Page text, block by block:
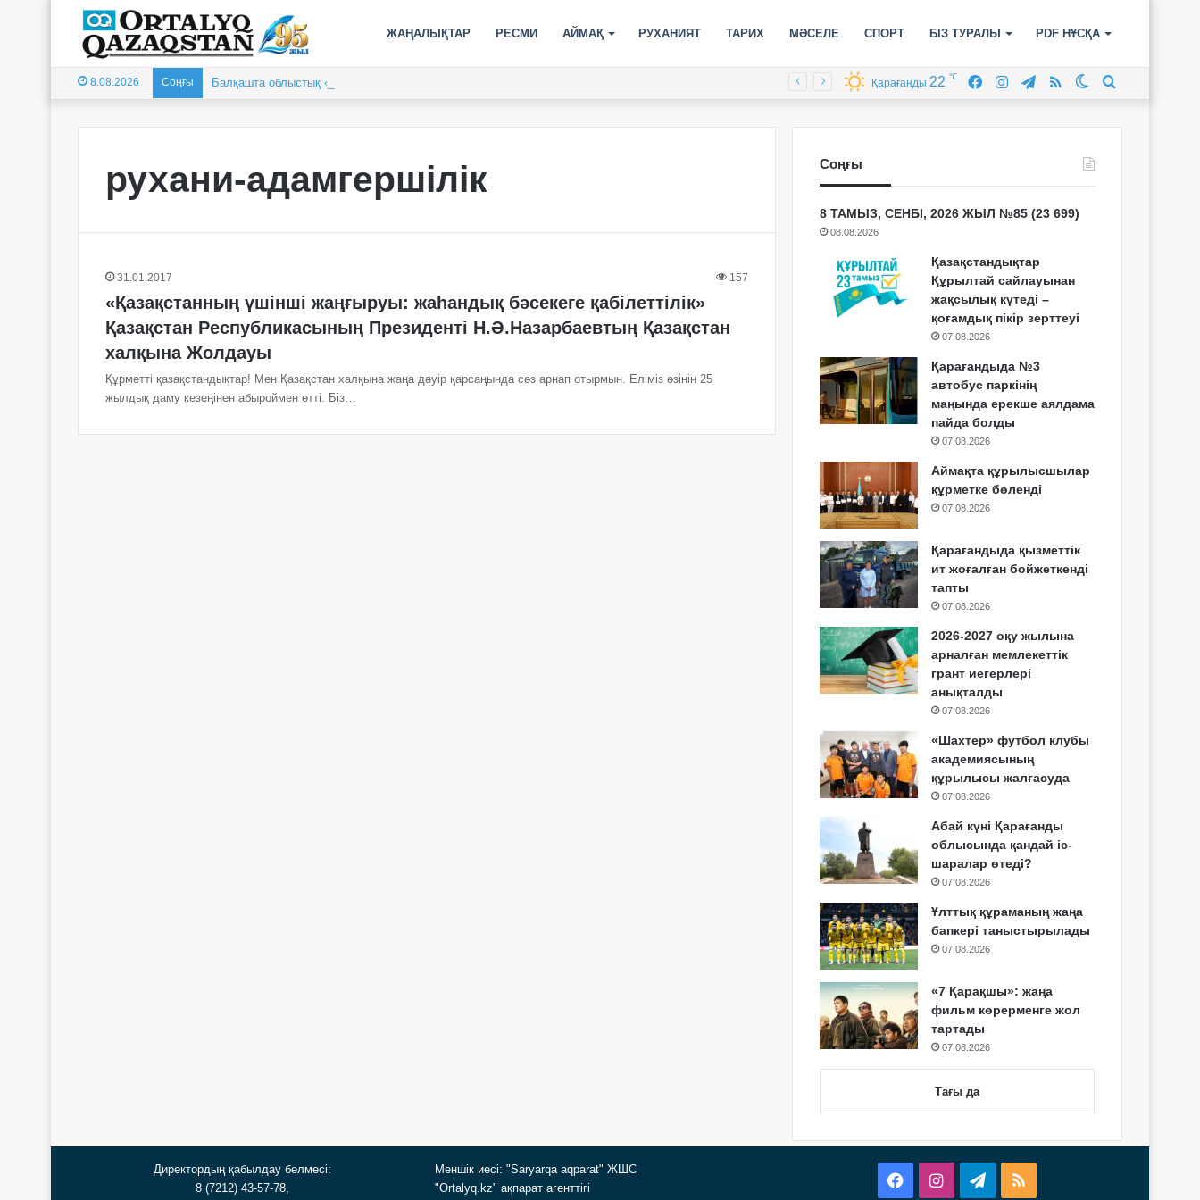
ЖАҢАЛЫҚТАР РЕСМИ АЙМАҚ РУХАНИЯТ ТАРИХ МӘСЕЛЕ СПОРТ БІЗ ТУРАЛЫ PDF НҰСҚА
8.08.2026 Соңғы Балқашта облыстық «Арай-2026» XIX спартакиадасы басталды Switch
RSS
Telegram
Instagram
Facebook
Қарағанды 22 ℃
рухани-адамгершілік
31.01.2017 157
«Қазақстанның үшінші жаңғыруы: жаһандық бәсекеге қабілеттілік»
Қазақстан Республикасының Президенті Н.Ә.Назарбаевтың Қазақстан
халқына Жолдауы
Құрметті қазақстандықтар! Мен Қазақстан халқына жаңа дәуір қарсаңында сөз арнап отырмын. Еліміз өзінің 25
жылдық даму кезеңінен абыроймен өтті. Біз…
Соңғы
8 ТАМЫЗ, СЕНБІ, 2026 ЖЫЛ №85 (23 699)
08.08.2026
Қазақстандықтар
Құрылтай сайлауынан
жақсылық күтеді –
қоғамдық пікір зерттеуі
07.08.2026
Қарағандыда №3
автобус паркінің
маңында ерекше аялдама
пайда болды
07.08.2026
Аймақта құрылысшылар
құрметке бөленді
07.08.2026
Қарағандыда қызметтік
ит жоғалған бойжеткенді
тапты
07.08.2026
2026-2027 оқу жылына
арналған мемлекеттік
грант иегерлері
анықталды
07.08.2026
«Шахтер» футбол клубы
академиясының
құрылысы жалғасуда
07.08.2026
Абай күні Қарағанды
облысында қандай іс-
шаралар өтеді?
07.08.2026
Ұлттық құраманың жаңа
бапкері таныстырылады
07.08.2026
«7 Қарақшы»: жаңа
фильм көрерменге жол
тартады
07.08.2026
Тағы да
Директордың қабылдау бөлмесі:
8 (7212) 43-57-78,
Меншік иесі: "Saryarqa aqparat" ЖШС
"Ortalyq.kz" ақпарат агенттігі
FacebookInstagramTelegram
RSS